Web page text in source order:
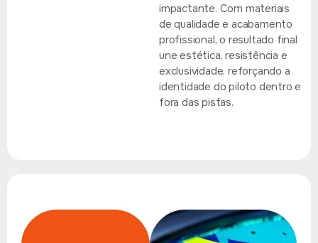
impactante. Com materiais
de qualidade e acabamento
profissional, o resultado final
une estética, resistência e
exclusividade, reforçando a
identidade do piloto dentro e
fora das pistas.